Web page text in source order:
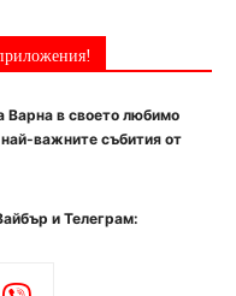
Варна в своето любимо
важните събития от
и Телеграм: